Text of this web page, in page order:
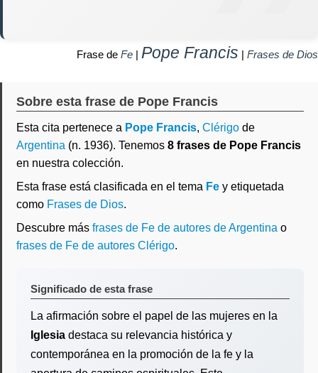
Frase de Fe | Pope Francis | Frases de Dios
Sobre esta frase de Pope Francis
Esta cita pertenece a Pope Francis, Clérigo de
Argentina (n. 1936). Tenemos 8 frases de Pope Francis
en nuestra colección.
Esta frase está clasificada en el tema Fe y etiquetada
como Frases de Dios.
Descubre más frases de Fe de autores de Argentina o
frases de Fe de autores Clérigo.
Significado de esta frase
La afirmación sobre el papel de las mujeres en la
Iglesia destaca su relevancia histórica y
contemporánea en la promoción de la fe y la